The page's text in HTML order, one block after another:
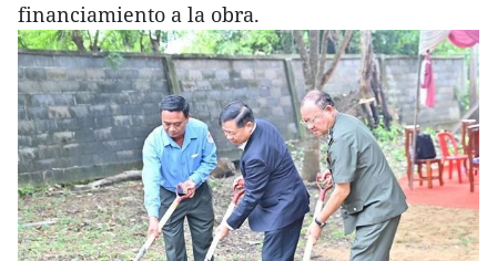
financiamiento a la obra.